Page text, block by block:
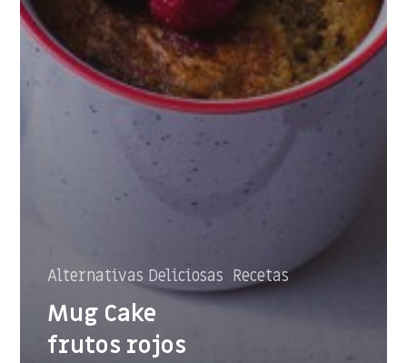
Alternativas Deliciosas Recetas
Mug Cake
frutos rojos